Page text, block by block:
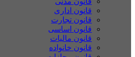
قانون اداری
قانون تجارت
قانون اساسی
قانون مالیات
قانون خانواده